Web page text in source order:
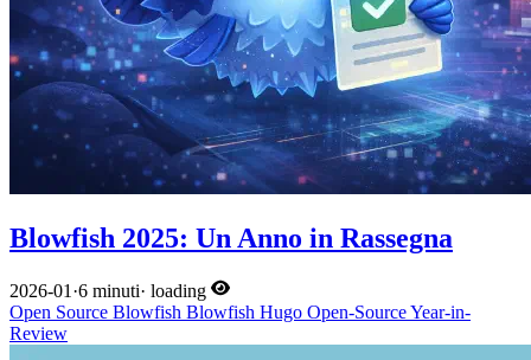
Blowfish 2025: Un Anno in Rassegna
2026-01 ·6 minuti· loading
Open Source Blowfish Blowfish Hugo Open-SourceYear-in-
Review